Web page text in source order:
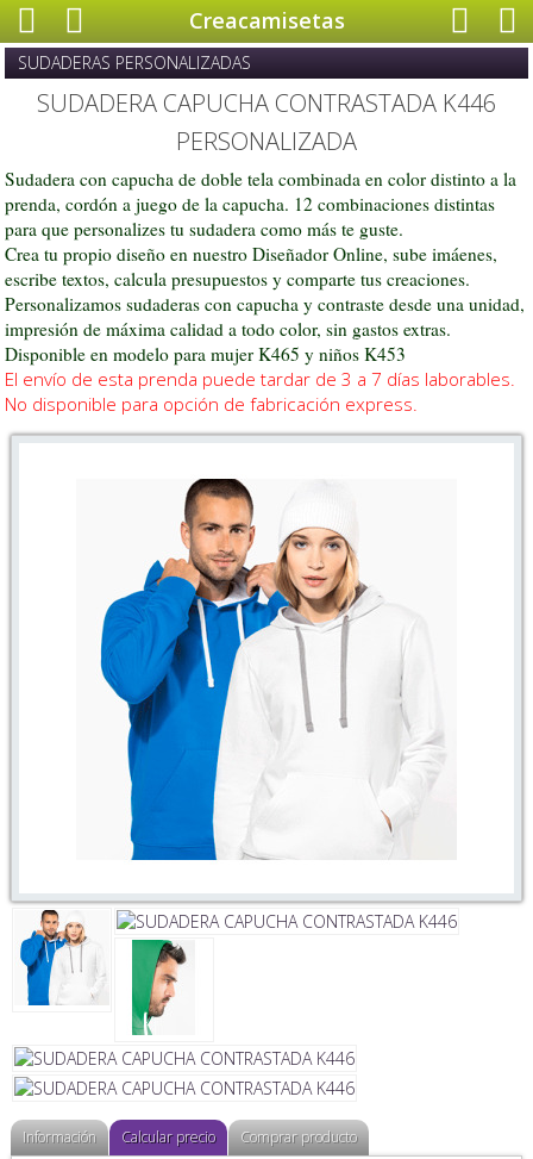
Creacamisetas
SUDADERAS PERSONALIZADAS
SUDADERA CAPUCHA CONTRASTADA K446
PERSONALIZADA
Sudadera con capucha de doble tela combinada en color distinto a la
prenda, cordón a juego de la capucha. 12 combinaciones distintas
para que personalizes tu sudadera como más te guste.
Crea tu propio diseño en nuestro Diseñador Online, sube imáenes,
escribe textos, calcula presupuestos y comparte tus creaciones.
Personalizamos sudaderas con capucha y contraste desde una unidad,
impresión de máxima calidad a todo color, sin gastos extras.
Disponible en modelo para mujer K465 y niños K453
El envío de esta prenda puede tardar de 3 a 7 días laborables.
No disponible para opción de fabricación express.
Información Calcular precio Comprar producto